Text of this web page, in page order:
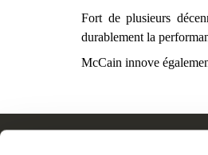
Fort de plusieurs
durablement la
McCain innove